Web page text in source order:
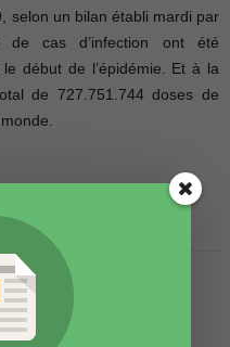
selon un bilan établi mardi par
de cas d’infection ont été
début de l’épidémie. Et à la
de 727.751.744 doses de